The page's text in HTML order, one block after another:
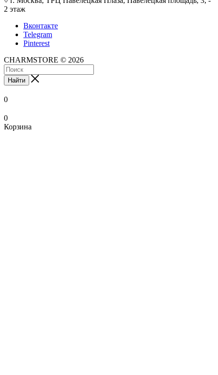
2 этаж
Вконтакте
Telegram
Pinterest
CHARMSTORE © 2026
Найти
0
0
Корзина